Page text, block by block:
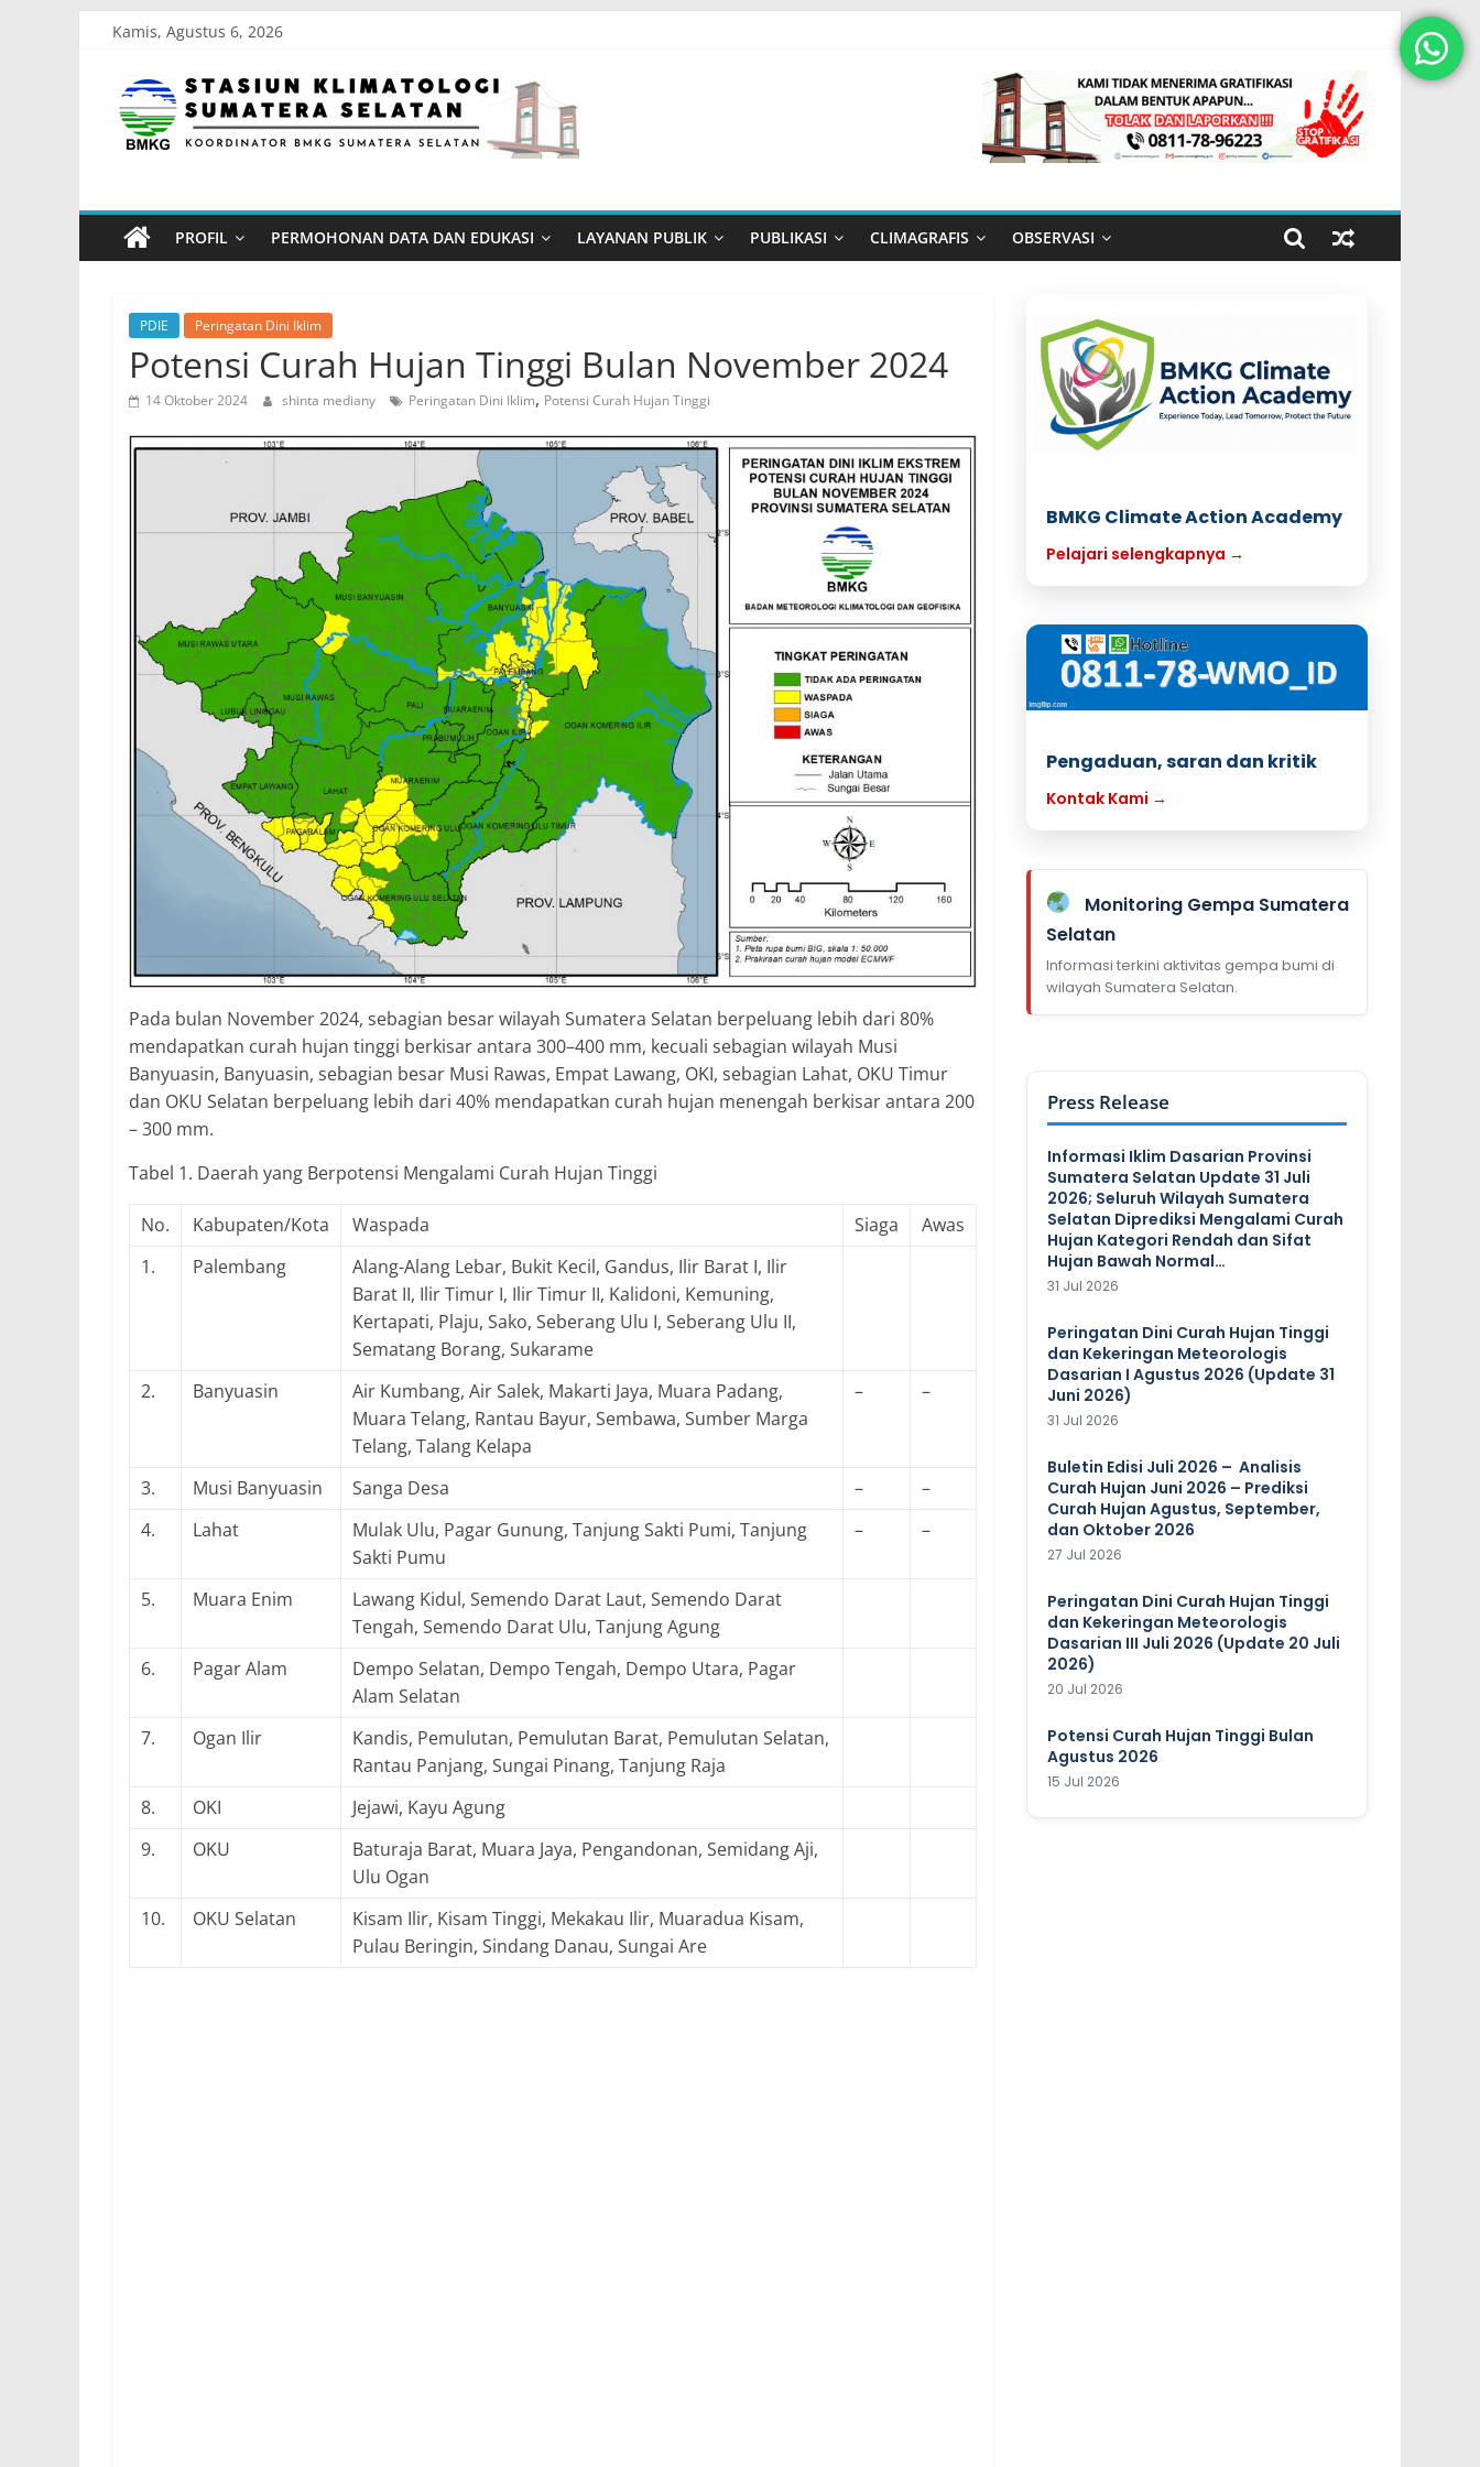
content
Kamis, Agustus 6, 2026
Stasiun
Klimatologi
Sumatera
Selatan
Koordinator
BMKG
Sumatera
Selatan
PROFIL PERMOHONAN DATA DAN EDUKASI LAYANAN PUBLIK PUBLIKASI CLIMAGRAFIS OBSERVASI
PDIE Peringatan Dini Iklim
Potensi Curah Hujan Tinggi Bulan November 2024
14 Oktober 2024 shinta mediany Peringatan Dini Iklim, Potensi Curah Hujan Tinggi
Pada bulan November 2024, sebagian besar wilayah Sumatera Selatan berpeluang lebih dari 80%
mendapatkan curah hujan tinggi berkisar antara 300–400 mm, kecuali sebagian wilayah Musi
Banyuasin, Banyuasin, sebagian besar Musi Rawas, Empat Lawang, OKI, sebagian Lahat, OKU Timur
dan OKU Selatan berpeluang lebih dari 40% mendapatkan curah hujan menengah berkisar antara 200
– 300 mm.
Tabel 1. Daerah yang Berpotensi Mengalami Curah Hujan Tinggi
No. Kabupaten/Kota Waspada Siaga
Awas
1.
Palembang
Alang-Alang Lebar, Bukit Kecil, Gandus, Ilir Barat I, Ilir
Barat II, Ilir Timur I, Ilir Timur II, Kalidoni, Kemuning,
Kertapati, Plaju, Sako, Seberang Ulu I, Seberang Ulu II,
Sematang Borang, Sukarame
2.
Banyuasin
Air Kumbang, Air Salek, Makarti Jaya, Muara Padang,
Muara Telang, Rantau Bayur, Sembawa, Sumber Marga
Telang, Talang Kelapa
– –
3. Musi Banyuasin Sanga Desa –
–
4.
Lahat
Mulak Ulu, Pagar Gunung, Tanjung Sakti Pumi, Tanjung
Sakti Pumu
– –
5. Muara Enim
Lawang Kidul, Semendo Darat Laut, Semendo Darat
Tengah, Semendo Darat Ulu, Tanjung Agung
6.
Pagar Alam
Dempo Selatan, Dempo Tengah, Dempo Utara, Pagar
Alam Selatan
7.
Ogan Ilir
Kandis, Pemulutan, Pemulutan Barat, Pemulutan Selatan,
Rantau Panjang, Sungai Pinang, Tanjung Raja
8.
OKI
Jejawi, Kayu Agung
9.
OKU
Baturaja Barat, Muara Jaya, Pengandonan, Semidang Aji,
Ulu Ogan
10.
OKU Selatan
Kisam Ilir, Kisam Tinggi, Mekakau Ilir, Muaradua Kisam,
Pulau Beringin, Sindang Danau, Sungai Are
BMKG Climate Action Academy
Pelajari selengkapnya →
Pengaduan, saran dan kritik
Kontak Kami →
Monitoring Gempa Sumatera
Selatan
Informasi terkini aktivitas gempa bumi di
wilayah Sumatera Selatan.
Press Release
Informasi Iklim Dasarian Provinsi
Sumatera Selatan Update 31 Juli
2026; Seluruh Wilayah Sumatera
Selatan Diprediksi Mengalami Curah
Hujan Kategori Rendah dan Sifat
Hujan Bawah Normal…
31 Jul 2026
Peringatan Dini Curah Hujan Tinggi
dan Kekeringan Meteorologis
Dasarian I Agustus 2026 (Update 31
Juni 2026)
31 Jul 2026
Buletin Edisi Juli 2026 – Analisis
Curah Hujan Juni 2026 – Prediksi
Curah Hujan Agustus, September,
dan Oktober 2026
27 Jul 2026
Peringatan Dini Curah Hujan Tinggi
dan Kekeringan Meteorologis
Dasarian III Juli 2026 (Update 20 Juli
2026)
20 Jul 2026
Potensi Curah Hujan Tinggi Bulan
Agustus 2026
15 Jul 2026